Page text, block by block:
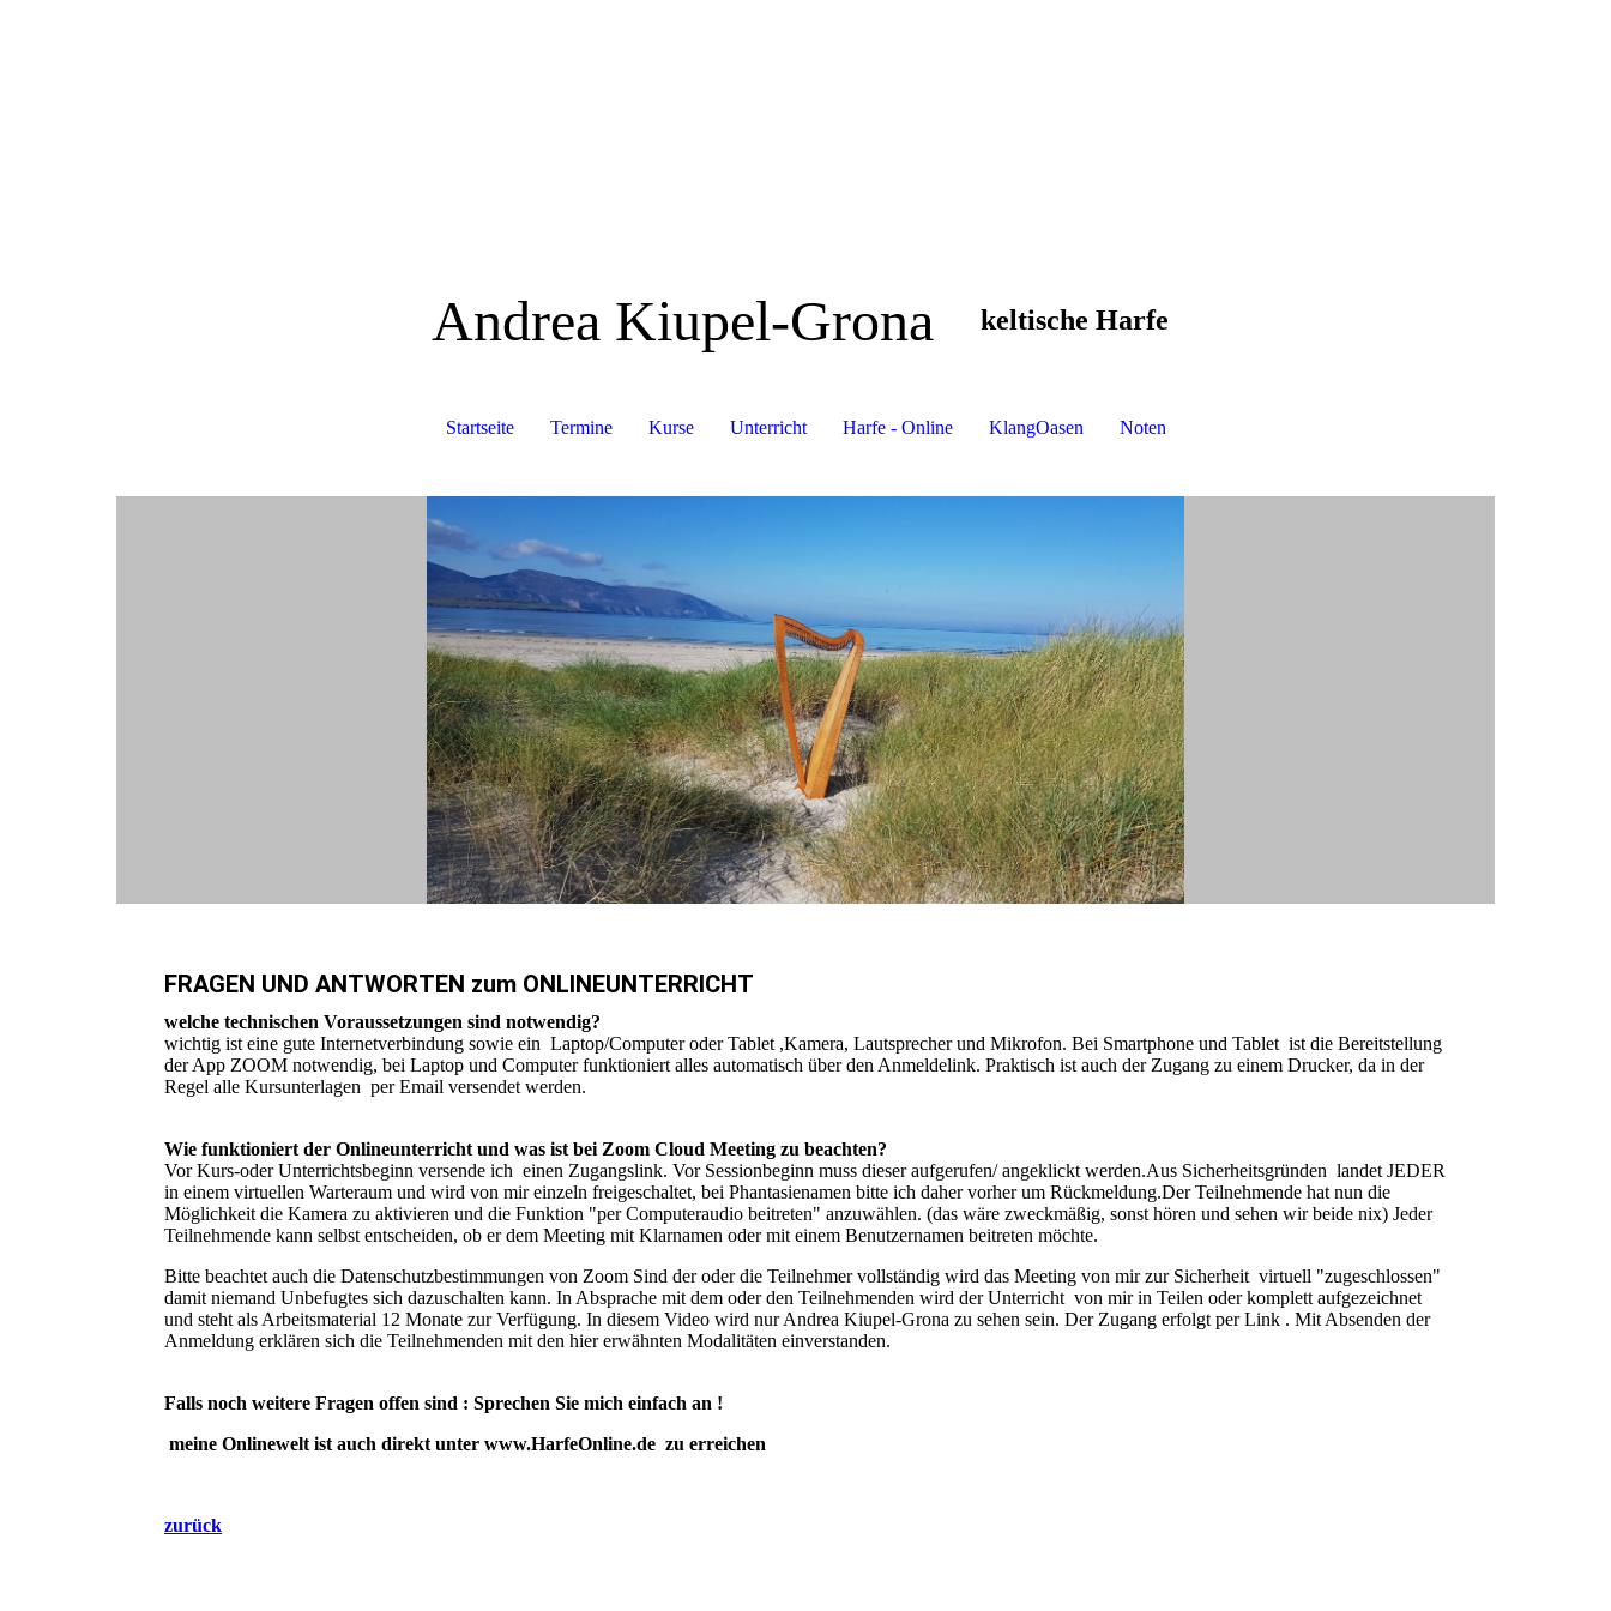
Andrea Kiupel-Grona keltische Harfe
Startseite Termine Kurse Unterricht Harfe - Online KlangOasen Noten
FRAGEN UND ANTWORTEN zum ONLINEUNTERRICHT
welche technischen Voraussetzungen sind notwendig?
wichtig ist eine gute Internetverbindung sowie ein Laptop/Computer oder Tablet ,Kamera, Lautsprecher und Mikrofon. Bei Smartphone und Tablet ist die Bereitstellung
der App ZOOM notwendig, bei Laptop und Computer funktioniert alles automatisch über den Anmeldelink. Praktisch ist auch der Zugang zu einem Drucker, da in der
Regel alle Kursunterlagen per Email versendet werden.
Wie funktioniert der Onlineunterricht und was ist bei Zoom Cloud Meeting zu beachten?
Vor Kurs-oder Unterrichtsbeginn versende ich einen Zugangslink. Vor Sessionbeginn muss dieser aufgerufen/ angeklickt werden.Aus Sicherheitsgründen landet JEDER
in einem virtuellen Warteraum und wird von mir einzeln freigeschaltet, bei Phantasienamen bitte ich daher vorher um Rückmeldung.Der Teilnehmende hat nun die
Möglichkeit die Kamera zu aktivieren und die Funktion "per Computeraudio beitreten" anzuwählen. (das wäre zweckmäßig, sonst hören und sehen wir beide nix) Jeder
Teilnehmende kann selbst entscheiden, ob er dem Meeting mit Klarnamen oder mit einem Benutzernamen beitreten möchte.
Bitte beachtet auch die Datenschutzbestimmungen von Zoom Sind der oder die Teilnehmer vollständig wird das Meeting von mir zur Sicherheit virtuell "zugeschlossen"
damit niemand Unbefugtes sich dazuschalten kann. In Absprache mit dem oder den Teilnehmenden wird der Unterricht von mir in Teilen oder komplett aufgezeichnet
und steht als Arbeitsmaterial 12 Monate zur Verfügung. In diesem Video wird nur Andrea Kiupel-Grona zu sehen sein. Der Zugang erfolgt per Link . Mit Absenden der
Anmeldung erklären sich die Teilnehmenden mit den hier erwähnten Modalitäten einverstanden.
Falls noch weitere Fragen offen sind : Sprechen Sie mich einfach an !
meine Onlinewelt ist auch direkt unter www.HarfeOnline.de zu erreichen
zurück